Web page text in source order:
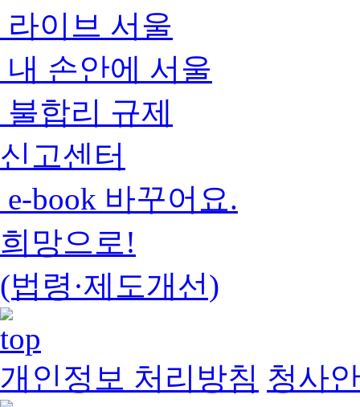
라이브 서울
내 손안에 서울
불합리 규제
신고센터
e-book 바꾸어요.
희망으로!
(법령·제도개선)
개인정보 처리방침 청사